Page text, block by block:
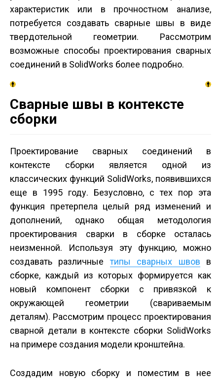
характеристик или в прочностном анализе,
потребуется создавать сварные швы в виде
твердотельной геометрии. Рассмотрим
возможные способы проектирования сварных
соединений в SolidWorks более подробно.
Сварные швы в контексте
сборки
Проектирование сварных соединений в
контексте сборки является одной из
классических функций SolidWorks, появившихся
еще в 1995 году. Безусловно, с тех пор эта
функция претерпела целый ряд изменений и
дополнений, однако общая методология
проектирования сварки в сборке осталась
неизменной. Используя эту функцию, можно
создавать различныетипы сварных швов в
сборке, каждый из которых формируется как
новый компонент сборки с привязкой к
окружающей геометрии (свариваемым
деталям). Рассмотрим процесс проектирования
сварной детали в контексте сборки SolidWorks
на примере создания модели кронштейна.
Создадим новую сборку и поместим в нее